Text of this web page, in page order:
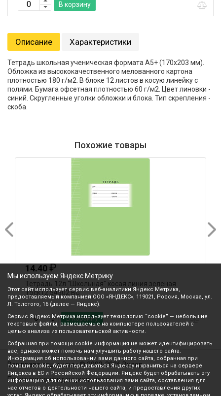
В корзину
Описание Характеристики
Тетрадь школьная ученическая формата А5+ (170х203 мм).
Обложка из высококачественного мелованного картона
плотностью 180 г/м2. В блоке 12 листов в косую линейку с
полями. Бумага офсетная плотностью 60 г/м2. Цвет линовки -
синий. Скругленные уголки обложки и блока. Тип скрепления -
скоба.
Похожие товары
14.40₽
Тетрадь 12л "Школьная" косая линия зеленая
Т5ск12 54502 BG
В корзину
Все права защищены © 2003-2026 Вилор
Политика конфиденциальности
Мы используем Яндекс Метрику
Этот сайт использует сервис веб-аналитики Яндекс Метрика,
предоставляемый компанией ООО «ЯНДЕКС», 119021, Россия, Москва, ул.
Л. Толстого, 16 (далее — Яндекс).
Сервис Яндекс Метрика использует технологию “cookie” — небольшие
текстовые файлы, размещаемые на компьютере пользователей с
целью анализа их пользовательской активности.
Собранная при помощи cookie информация не может идентифицировать
вас, однако может помочь нам улучшить работу нашего сайта.
Информация об использовании вами данного сайта, собранная при
помощи cookie, будет передаваться Яндексу и храниться на сервере
Яндекса в ЕС и Российской Федерации. Яндекс будет обрабатывать эту
информацию для оценки использования вами сайта, составления для
нас отчетов о деятельности нашего сайта, и предоставления других